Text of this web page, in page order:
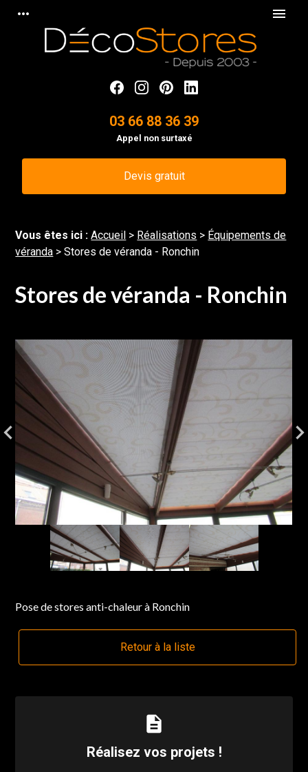
more_horiz menu
03 66 88 36 39
Appel non surtaxé
Devis gratuit
Vous êtes ici :Accueil > Réalisations > Équipements de
véranda >Stores de véranda - Ronchin
Stores de véranda - Ronchin
Pose de stores anti-chaleur à Ronchin
Retour à la liste
description
Réalisez vos projets !